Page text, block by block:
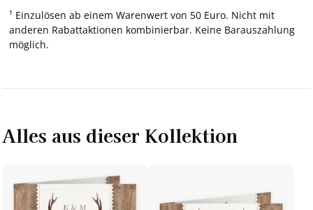
¹ Einzulösen ab einem Warenwert von 50 Euro. Nicht mit
anderen Rabattaktionen kombinierbar. Keine Barauszahlung
möglich.
Alles aus dieser Kollektion